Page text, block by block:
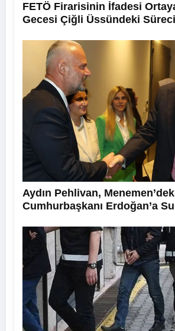
FETÖ Firarisinin İfadesi
Gecesi Çiğli Üssündeki
Aydın Pehlivan,
Cumhurbaşkanı Erdoğan’a